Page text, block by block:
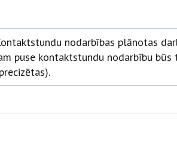
nodarbības plānotas
puse kontaktstundu nodarbību būs